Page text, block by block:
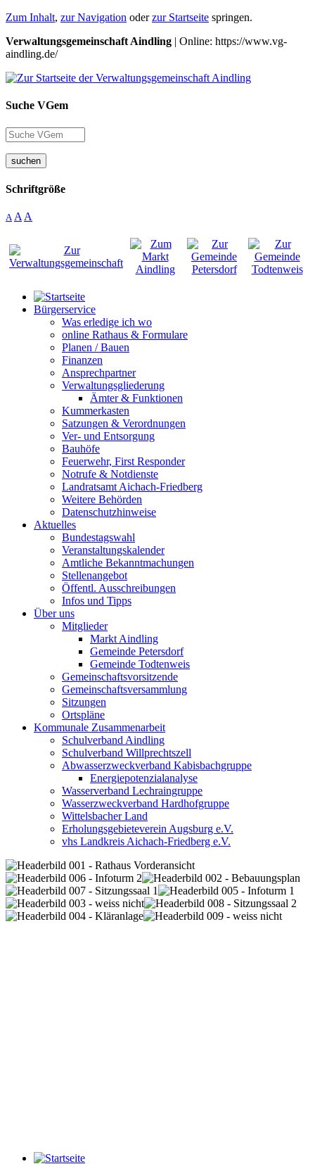
Zum Inhalt, zur Navigation oderzur Startseite springen.
Verwaltungsgemeinschaft Aindling | Online: https://www.vg-
aindling.de/
Suche VGem
suchen
Schriftgröße
A A A
Bürgerservice
Was erledige ich wo
online Rathaus & Formulare
Planen / Bauen
Finanzen
Ansprechpartner
Verwaltungsgliederung
Ämter & Funktionen
Kummerkasten
Satzungen & Verordnungen
Ver- und Entsorgung
Bauhöfe
Feuerwehr, First Responder
Notrufe & Notdienste
Landratsamt Aichach-Friedberg
Weitere Behörden
Datenschutzhinweise
Aktuelles
Bundestagswahl
Veranstaltungskalender
Amtliche Bekanntmachungen
Stellenangebot
Öffentl. Ausschreibungen
Infos und Tipps
Über uns
Mitglieder
Markt Aindling
Gemeinde Petersdorf
Gemeinde Todtenweis
Gemeinschaftsvorsitzende
Gemeinschaftsversammlung
Sitzungen
Ortspläne
Kommunale Zusammenarbeit
Schulverband Aindling
Schulverband Willprechtszell
Abwasserzweckverband Kabisbachgruppe
Energiepotenzialanalyse
Wasserverband Lechraingruppe
Wasserzweckverband Hardhofgruppe
Wittelsbacher Land
Erholungsgebieteverein Augsburg e.V.
vhs Landkreis Aichach-Friedberg e.V.